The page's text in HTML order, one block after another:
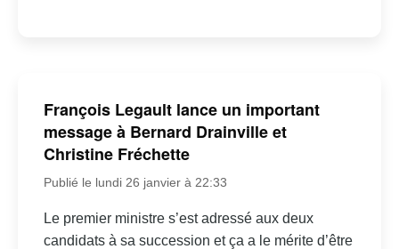
François Legault lance un important
message à Bernard Drainville et
Christine Fréchette
Publié le lundi 26 janvier à 22:33
Le premier ministre s’est adressé aux deux
candidats à sa succession et ça a le mérite d’être